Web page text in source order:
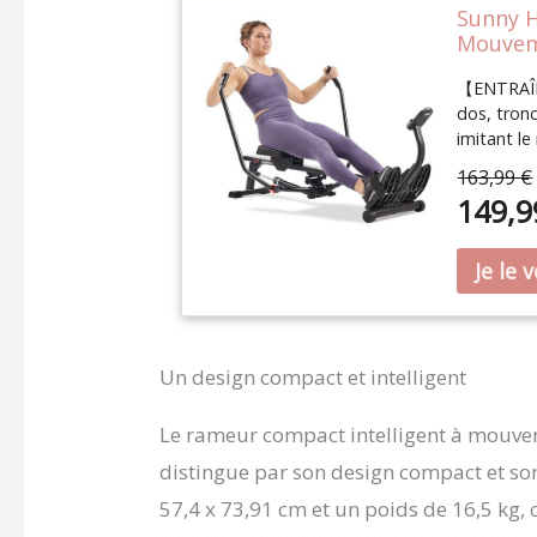
Sunny
【
dos,
imitant le
le
000
le
améliorer
POUR
tablette
163,99 €
Un design compact et intelligent
Le rameur compact intelligent à
distingue par son design compact et
57,4 x 73,91 cm et un poids de 16,5